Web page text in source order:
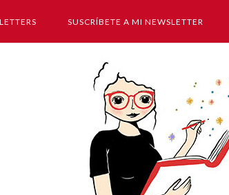
SUSCRÍBETE A MI NEWSLETTER